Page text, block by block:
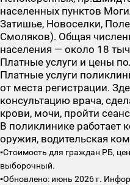
населенных пунктов
Затишье, Новоселки,
Смоляков). Общая
населения — около 18
Платные услуги и цены
Платные услуги
от места регистрации.
консультацию врача,
крови, мочи, пройти
В поликлинике работает
оружия, водительская
▪️Стоимость для граждан РБ,
выборочный.
▪️Обновлено: июнь 2026 г.